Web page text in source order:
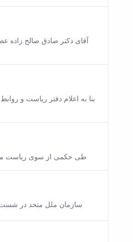
آقای دکتر صادق صالح زاده
بنا به اعلام دفتر ریاست و
طی حکمی از سوی ریاست
سازمان ملل متحد در شست و ششمین مجمع عمومی خود